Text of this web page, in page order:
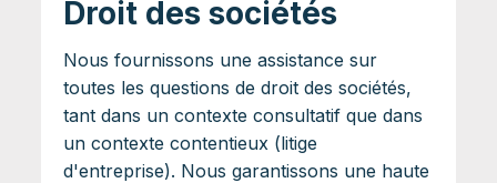
Droit des sociétés
Nous fournissons une assistance sur
toutes les questions de droit des sociétés,
tant dans un contexte consultatif que dans
un contexte contentieux (litige
d'entreprise). Nous garantissons une haute